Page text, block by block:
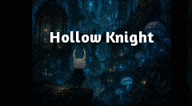
Hollow Knight